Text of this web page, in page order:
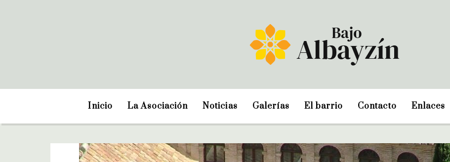
Inicio La Asociación Noticias Galerías El barrio Contacto Enlaces